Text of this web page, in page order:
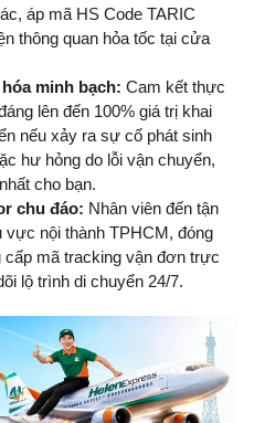
áp mã HS Code TARIC
thông quan hỏa tốc tại cửa
minh bạch: Cam kết thực
lên đến 100% giá trị khai
nếu xảy ra sự cố phát sinh
hư hỏng do lỗi vận chuyển,
cho bạn.
chu đáo: Nhân viên đến tận
vực nội thành TPHCM, đóng
mã tracking vận đơn trực
lộ trình di chuyển 24/7.